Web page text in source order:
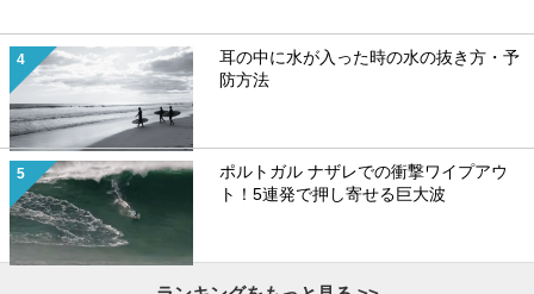
耳の中に水が入った時の水の抜き方・予
防方法
ポルトガル ナザレでの衝撃ワイプアウ
ト！5連発で押し寄せる巨大波